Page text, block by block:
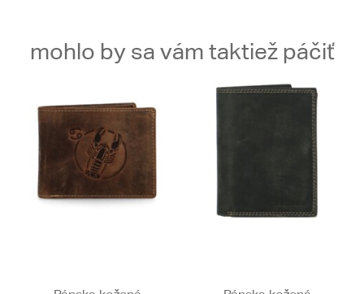
mohlo by sa vám taktiež páčiť